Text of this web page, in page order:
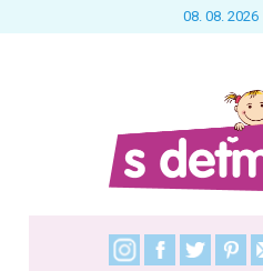
08. 08. 2026